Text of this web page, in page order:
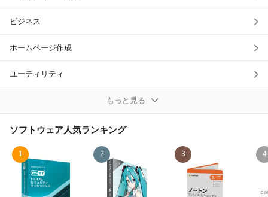
ビジネス
ホームページ作成
ユーティリティ
画像編集
素材・データ集
開発・プログラミング言語
もっと見る
ソフトウェア人気ランキング
1 2 3 4
除外ワード